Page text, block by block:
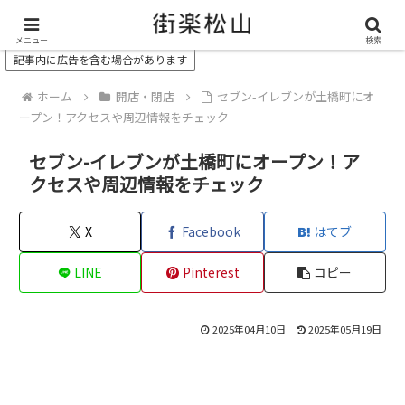
＼ 松山の街を“オモシロク”する地域情報メディア ／
記事内に広告を含む場合があります
ホーム 開店・閉店
セブン-イレブンが土橋町にオ
ープン！アクセスや周辺情報をチェック
セブン-イレブンが土橋町にオープン！ア
クセスや周辺情報をチェック
X Facebook はてブ
LINE Pinterest コピー
2025年04月10日 2025年05月19日
メニュー 検索